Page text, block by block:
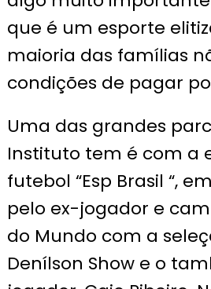
que é um esporte
maioria das famílias
condições de pagar
Uma das grandes
Instituto tem é com a
futebol “Esp Brasil “,
pelo ex-jogador e
do Mundo com a
Denílson Show e o